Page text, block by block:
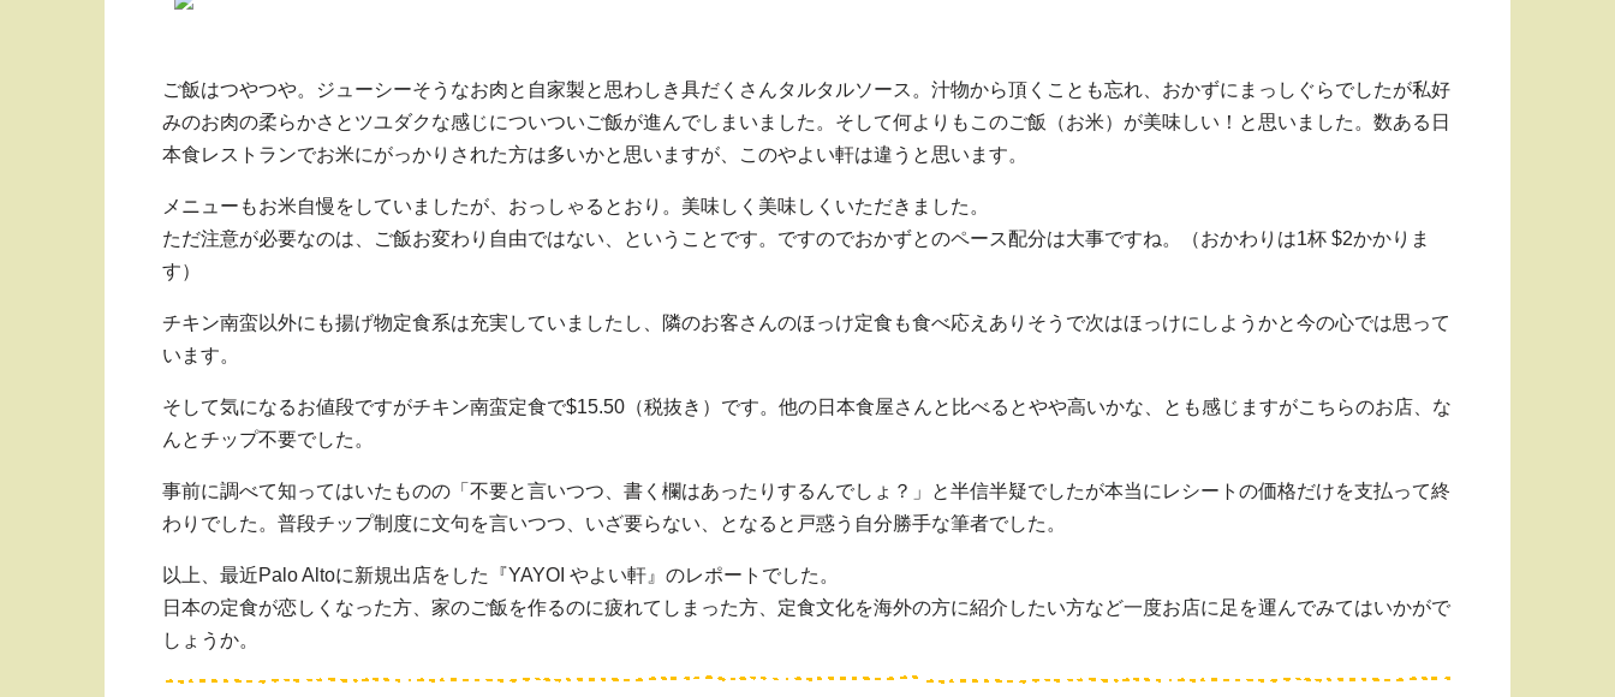
ご飯はつやつや。ジューシーそうなお肉と自家製と思わしき具だくさんタルタルソース。汁物から頂くことも忘れ、おかずにまっしぐらでしたが私好
みのお肉の柔らかさとツユダクな感じについついご飯が進んでしまいました。そして何よりもこのご飯（お米）が美味しい！と思いました。数ある日
本食レストランでお米にがっかりされた方は多いかと思いますが、このやよい軒は違うと思います。
メニューもお米自慢をしていましたが、おっしゃるとおり。美味しく美味しくいただきました。
ただ注意が必要なのは、ご飯お変わり自由ではない、ということです。ですのでおかずとのペース配分は大事ですね。（おかわりは1杯 $2かかりま
す）
チキン南蛮以外にも揚げ物定食系は充実していましたし、隣のお客さんのほっけ定食も食べ応えありそうで次はほっけにしようかと今の心では思って
います。
そして気になるお値段ですがチキン南蛮定食で$15.50（税抜き）です。他の日本食屋さんと比べるとやや高いかな、とも感じますがこちらのお店、な
んとチップ不要でした。
事前に調べて知ってはいたものの「不要と言いつつ、書く欄はあったりするんでしょ？」と半信半疑でしたが本当にレシートの価格だけを支払って終
わりでした。普段チップ制度に文句を言いつつ、いざ要らない、となると戸惑う自分勝手な筆者でした。
以上、最近Palo Altoに新規出店をした『YAYOI やよい軒』のレポートでした。
日本の定食が恋しくなった方、家のご飯を作るのに疲れてしまった方、定食文化を海外の方に紹介したい方など一度お店に足を運んでみてはいかがで
しょうか。